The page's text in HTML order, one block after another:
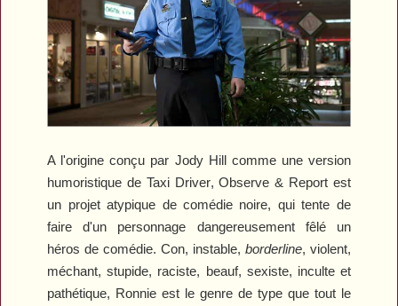
A l'origine conçu par Jody Hill comme une version
humoristique de Taxi Driver,Observe & Reportest
un projet atypique de comédie noire, qui tente de
faire d'un personnage dangereusement fêlé un
héros de comédie. Con, instable, borderline, violent,
méchant, stupide, raciste, beauf, sexiste, inculte et
pathétique, Ronnie est le genre de type que tout le